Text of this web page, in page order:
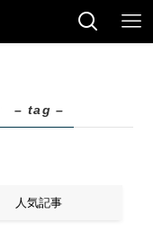
– tag –
人気記事